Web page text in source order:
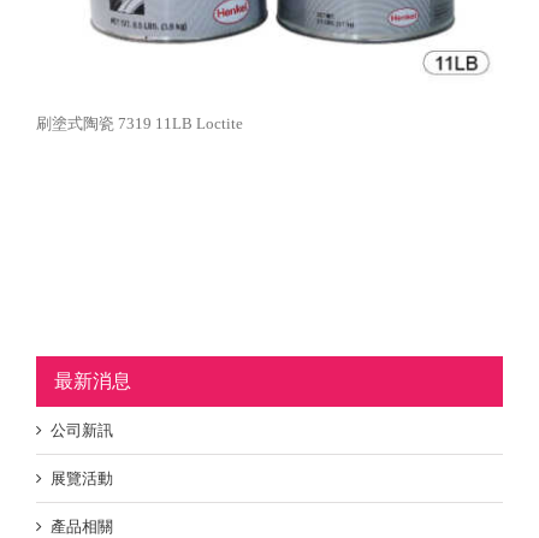
刷塗式陶瓷 7319 11LB Loctite
最新消息
公司新訊
展覽活動
產品相關